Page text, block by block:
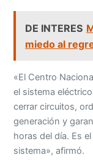
DE INTERES
miedo al
«El Centro
el sistema
cerrar circuitos,
generación y
horas del día. Es
sistema», afirmó.